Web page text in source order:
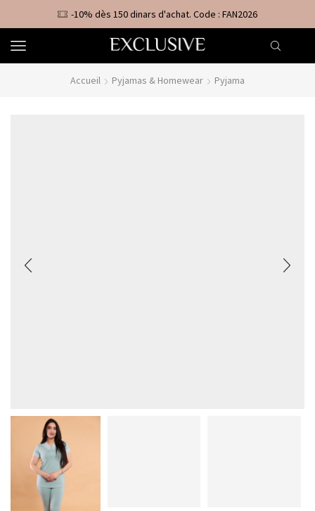
-10% dès 150 dinars d'achat. Code : FAN2026
Accueil Pyjamas & Homewear Pyjama